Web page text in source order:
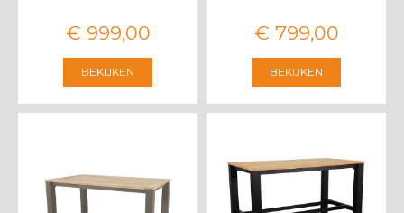
€ 999,00
BEKIJKEN
€ 799,00
BEKIJKEN